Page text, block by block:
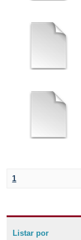
1
Listar por